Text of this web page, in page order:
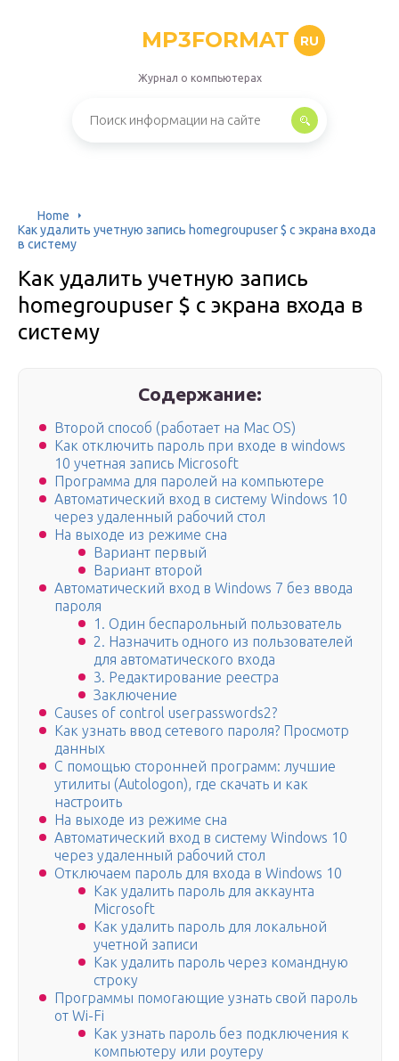
MP3FORMAT RU
Журнал о компьютерах
Home
Как удалить учетную запись homegroupuser $ с экрана входа
в систему
Как удалить учетную запись
homegroupuser $ с экрана входа в
систему
Содержание:
Второй способ (работает на Mac OS)
Как отключить пароль при входе в windows
10 учетная запись Microsoft
Программа для паролей на компьютере
Автоматический вход в систему Windows 10
через удаленный рабочий стол
На выходе из режиме сна
Вариант первый
Вариант второй
Автоматический вход в Windows 7 без ввода
пароля
1. Один беспарольный пользователь
2. Назначить одного из пользователей
для автоматического входа
3. Редактирование реестра
Заключение
Causes of control userpasswords2?
Как узнать ввод сетевого пароля? Просмотр
данных
С помощью сторонней программ: лучшие
утилиты (Autologon), где скачать и как
настроить
На выходе из режиме сна
Автоматический вход в систему Windows 10
через удаленный рабочий стол
Отключаем пароль для входа в Windows 10
Как удалить пароль для аккаунта
Microsoft
Как удалить пароль для локальной
учетной записи
Как удалить пароль через командную
строку
Программы помогающие узнать свой пароль
от Wi-Fi
Как узнать пароль без подключения к
компьютеру или роутеру